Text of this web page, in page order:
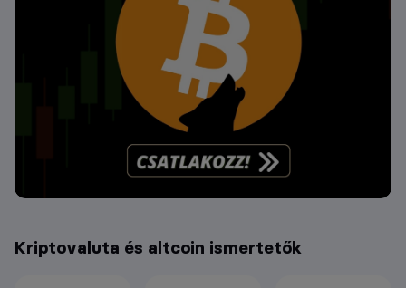
Kriptovaluta és altcoin ismertetők